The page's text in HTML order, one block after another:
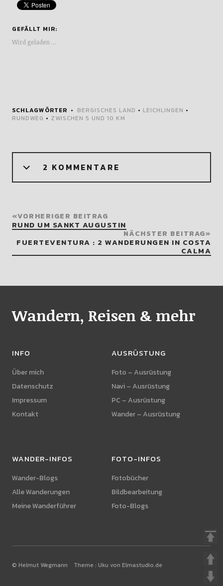
GEFÄLLT MIR:
Wird geladen …
SCHLAGWÖRTER BERGISCHES LAND • LEICHLINGEN •
RUNDWEG • ZWISCHEN 5 UND 10 KM
2 KOMMENTARE
VORHERIGER BEITRAG
RUND UM SANKT AUGUSTIN
NÄCHSTER BEITRAG
FUERTEVENTURA : 2 WANDERUNGEN IN COSTA
CALMA
Wandern, Reisen & mehr
INFO
Über mich
Datenschutz
Impressum
Kontakt
AUSRÜSTUNG
Foto – Ausrüstung
Navi – Ausrüstung
PC – Ausrüstung
Wander – Ausrüstung
WANDER-INFOS
Wander-Blogs
Alle Wanderungen
Meine Wanderführer
FOTO-INFOS
Fotobücher
Bildbearbeitung
Foto-Blogs
© Helmut Wegmann Theme : Uku von Elmastudio.de